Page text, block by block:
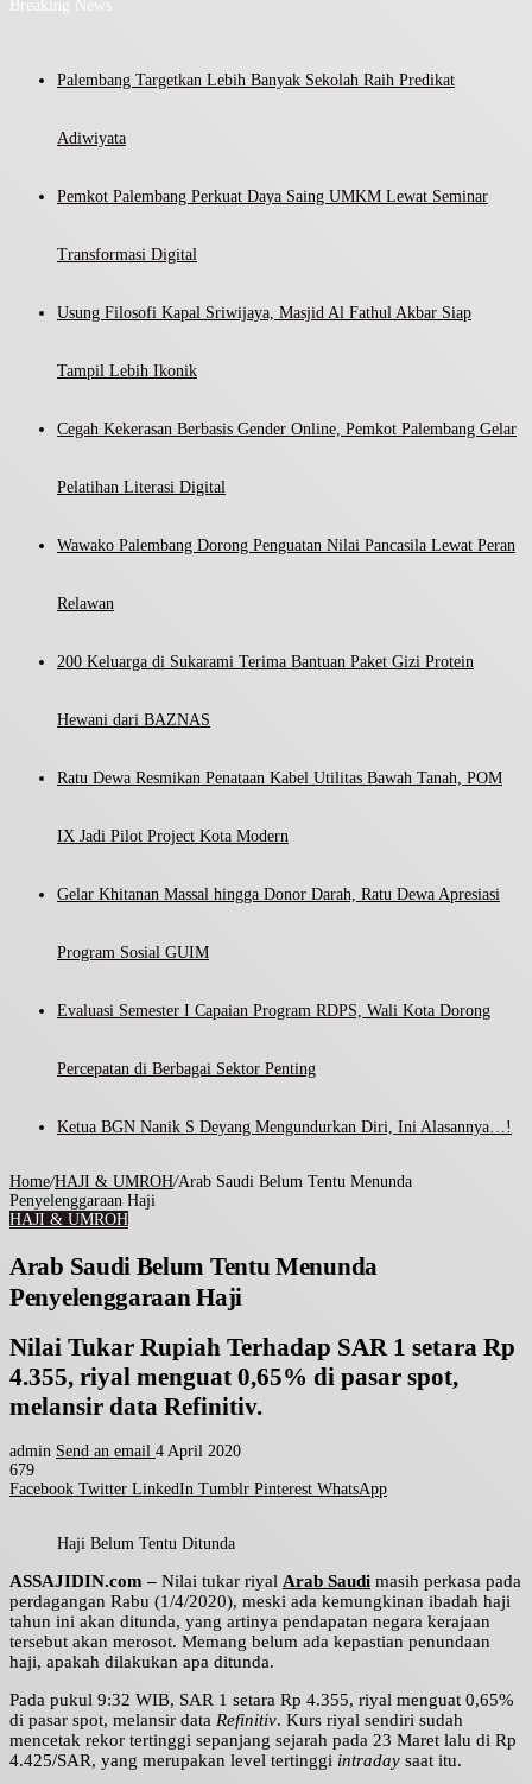
Breaking News
Palembang Targetkan Lebih Banyak Sekolah Raih Predikat
Adiwiyata
Pemkot Palembang Perkuat Daya Saing UMKM Lewat Seminar
Transformasi Digital
Usung Filosofi Kapal Sriwijaya, Masjid Al Fathul Akbar Siap
Tampil Lebih Ikonik
Cegah Kekerasan Berbasis Gender Online, Pemkot Palembang Gelar
Pelatihan Literasi Digital
Wawako Palembang Dorong Penguatan Nilai Pancasila Lewat Peran
Relawan
200 Keluarga di Sukarami Terima Bantuan Paket Gizi Protein
Hewani dari BAZNAS
Ratu Dewa Resmikan Penataan Kabel Utilitas Bawah Tanah, POM
IX Jadi Pilot Project Kota Modern
Gelar Khitanan Massal hingga Donor Darah, Ratu Dewa Apresiasi
Program Sosial GUIM
Evaluasi Semester I Capaian Program RDPS, Wali Kota Dorong
Percepatan di Berbagai Sektor Penting
Ketua BGN Nanik S Deyang Mengundurkan Diri, Ini Alasannya…!
Home/HAJI & UMROH/Arab Saudi Belum Tentu Menunda
Penyelenggaraan Haji
HAJI & UMROH
Arab Saudi Belum Tentu Menunda
Penyelenggaraan Haji
Nilai Tukar Rupiah Terhadap SAR 1 setara Rp
4.355, riyal menguat 0,65% di pasar spot,
melansir data Refinitiv.
admin Send an email 4 April 2020
679
Facebook Twitter LinkedIn Tumblr Pinterest WhatsApp
Haji Belum Tentu Ditunda
ASSAJIDIN.com – Nilai tukar riyal Arab Saudi masih perkasa pada
perdagangan Rabu (1/4/2020), meski ada kemungkinan ibadah haji
tahun ini akan ditunda, yang artinya pendapatan negara kerajaan
tersebut akan merosot. Memang belum ada kepastian penundaan
haji, apakah dilakukan apa ditunda.
Pada pukul 9:32 WIB, SAR 1 setara Rp 4.355, riyal menguat 0,65%
di pasar spot, melansir data Refinitiv. Kurs riyal sendiri sudah
mencetak rekor tertinggi sepanjang sejarah pada 23 Maret lalu di Rp
4.425/SAR, yang merupakan level tertinggi intraday saat itu.